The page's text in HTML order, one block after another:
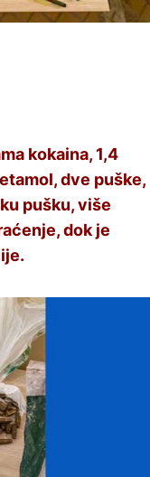
kokaina, 1,4
dve puške,
pušku, više
dok je